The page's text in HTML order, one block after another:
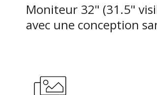
Moniteur 32" (31.5"
avec une conception